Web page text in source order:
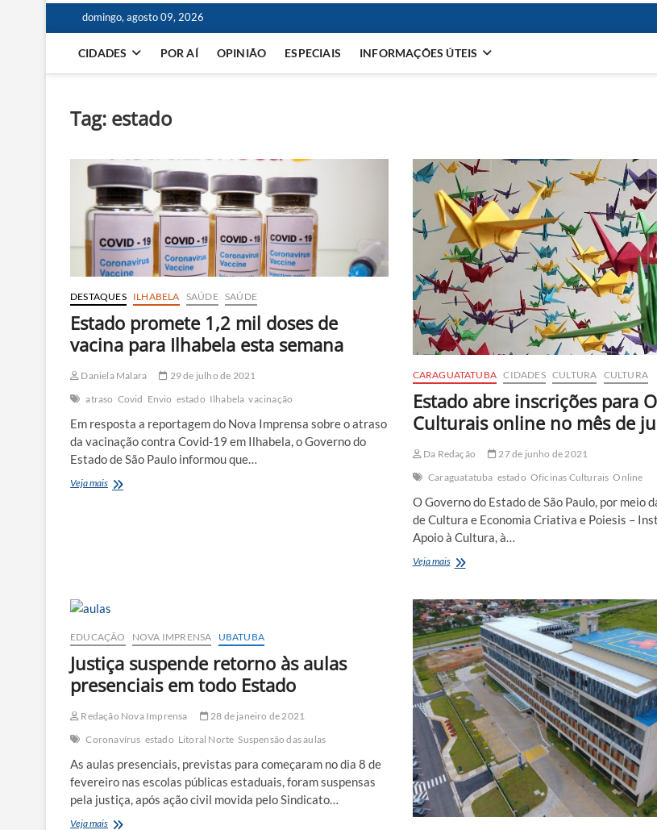
domingo, agosto 09, 2026
CIDADES POR AÍ OPINIÃO ESPECIAIS INFORMAÇÕES ÚTEIS
Tag: estado
DESTAQUES ILHABELA SAÚDE SAÚDE
Estado promete 1,2 mil doses de
vacina para Ilhabela esta semana
Daniela Malara
29 de julho de 2021
atraso Covid Envio estado Ilhabela vacinação
Em resposta a reportagem do Nova Imprensa sobre o atraso
da vacinação contra Covid-19 em Ilhabela, o Governo do
Estado de São Paulo informou que…
Veja maisEstado
esta
CARAGUATATUBA CIDADES CULTURA CULTURA
Estado abre inscrições para
Culturais online no mês de
Da Redação
27 de junho de 2021
Caraguatatuba estado Oficinas Culturais Online
O Governo do Estado de São Paulo, por meio
de Cultura e Economia Criativa e Poiesis –
Apoio à Cultura, à…
Veja maisEstado
para
Oficinas
Culturais
online
no
mês
de
julho
EDUCAÇÃO NOVA IMPRENSA UBATUBA
Justiça suspende retorno às aulas
presenciais em todo Estado
Redação Nova Imprensa
28 de janeiro de 2021
Coronavírus estado Litoral Norte Suspensão das aulas
As aulas presenciais, previstas para começaram no dia 8 de
fevereiro nas escolas públicas estaduais, foram suspensas
pela justiça, após ação civil movida pelo Sindicato…
Veja maisJustiça